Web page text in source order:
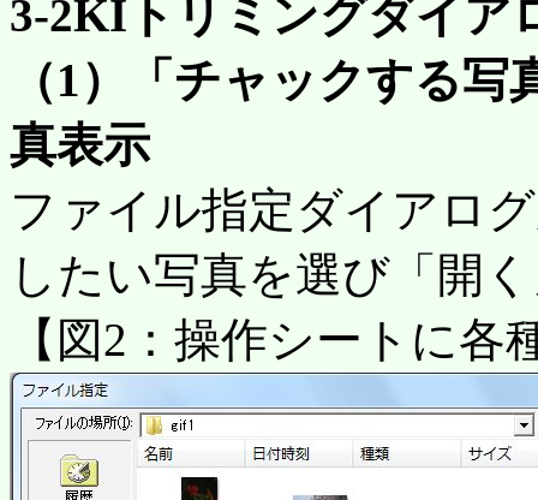
3-2KIトリミングダイア
（1）「チャックする
真表示
ファイル指定ダイアロ
したい写真を選び「開
【図2：操作シートに各